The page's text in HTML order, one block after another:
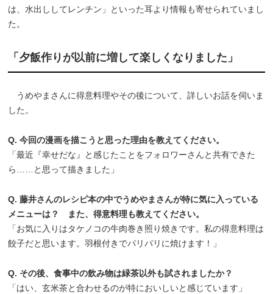
は、水出ししてレンチン」といった耳より情報も寄せられていまし
た。
「夕飯作りが以前に増して楽しくなりました」
うめやまさんに得意料理やその後について、詳しいお話を伺いま
した。
Q. 今回の漫画を描こうと思った理由を教えてください。
「最近『幸せだな』と感じたことをフォロワーさんと共有できた
ら……と思って描きました」
Q. 藤井さんのレシピ本の中でうめやまさんが特に気に入っている
メニューは？ また、得意料理も教えてください。
「お気に入りはタケノコの牛肉巻き照り焼きです。私の得意料理は
餃子だと思います。羽根付きでパリパリに焼けます！」
Q. その後、食事中の飲み物は緑茶以外も試されましたか？
「はい、玄米茶と合わせるのが特においしいと感じています」